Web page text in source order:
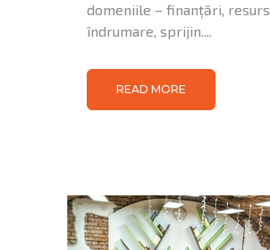
domeniile – finanțări,
îndrumare, sprijin....
READ MORE